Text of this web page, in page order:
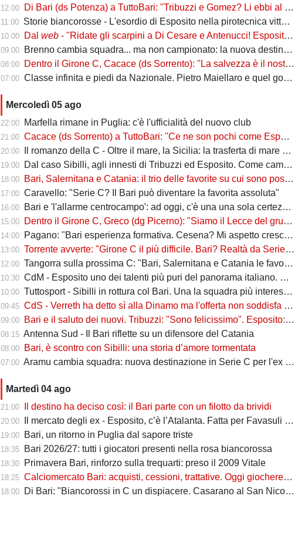
12:00 Di Bari (ds Potenza) a TuttoBari: "Tribuzzi e Gomez? Li ebbi al Crotone. Alessio può fare più ruoli, Guido è una certezza"
11:00 Storie biancorosse - L'esordio di Esposito nella pirotecnica vittoria contro la Spal di De Rossi e Nainggolan
10:00 Dalweb - "Ridate gli scarpini a Di Cesare e Antenucci! Esposito? Forte, ma valorizziamo sempre giocatori del Napoli"
09:00 Brenno cambia squadra... ma non campionato: la nuova destinazione dell'ex Bari
08:00 Dentro il Girone C, Cacace (ds Sorrento): "La salvezza è il nostro scudetto, torniamo a casa dopo gennaio. Ecco la nostra forza"
07:00 Classe infinita e piedi da Nazionale. Pietro Maiellaro e quel gol da quaranta metri...
Mercoledì 05 ago
22:00 Marfella rimane in Puglia: c'è l'ufficialità del nuovo club
21:00 Cacace (ds Sorrento) a TuttoBari: "Ce ne son pochi come Esposito: ve lo presento. D'Ursi? Solo interesse"
20:00 Il romanzo della C - Oltre il mare, la Sicilia: la trasferta di mare e di vento
19:00 Dal caso Sibilli, agli innesti di Tribuzzi ed Esposito. Come cambia l’attacco
18:00 Bari, Salernitana e Catania: il trio delle favorite su cui sono poste le aspettative e gli obiettivi promozione
17:00 Caravello: "Serie C? Il Bari può diventare la favorita assoluta"
16:00 Bari e 'l'allarme centrocampo': ad oggi, c'è una una sola certezza (e mezza) nel reparto
15:00 Dentro il Girone C, Greco (dg Picerno): "Siamo il Lecce del gruppo, tra giovani e sostenibilità. Che impresa l'anno scorso!"
14:00 Pagano: "Bari esperienza formativa. Cesena? Mi aspetto crescita"
13:00 Torrente avverte: "Girone C il più difficile. Bari? Realtà da Serie A"
12:00 Tangorra sulla prossima C: "Bari, Salernitana e Catania le favorite. Subito dopo altre due"
10:30 CdM - Esposito uno dei talenti più puri del panorama italiano. Sibilli, Marino è furioso
10:00 Tuttosport - Sibilli in rottura col Bari. Una la squadra più interessata a ingaggiarlo
09:45 CdS - Verreth ha detto sì alla Dinamo ma l'offerta non soddisfa il Bari. Della Morte, niente conferme
09:00 Bari e il saluto dei nuovi. Tribuzzi: "Sono felicissimo". Esposito: "Ci vediamo al San Nicola"
08:15 Antenna Sud - Il Bari riflette su un difensore del Catania
08:00 Bari, è scontro con Sibilli: una storia d’amore tormentata
07:00 Aramu cambia squadra: nuova destinazione in Serie C per l'ex Bari
Martedì 04 ago
21:00 Il destino ha deciso così: il Bari parte con un filotto da brividi
20:00 Il mercato degli ex - Esposito, c’è l’Atalanta. Fatta per Favasuli al Napoli, Koutsoupias osservato dal Toro
19:00 Bari, un ritorno in Puglia dal sapore triste
18:35 Bari 2026/27: tutti i giocatori presenti nella rosa biancorossa
18:30 Primavera Bari, rinforzo sulla trequarti: preso il 2009 Vitale
18:25 Calciomercato Bari: acquisti, cessioni, trattative. Oggi giocherebbe così
18:00 Di Bari: "Biancorossi in C un dispiacere. Casarano al San Nicola? Sarà un orgoglio"